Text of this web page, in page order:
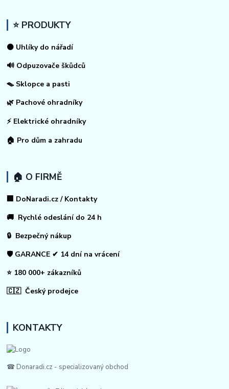
⭐ PRODUKTY
⚫ Uhlíky do nářadí
🔊 Odpuzovače škůdců
🪤 Sklopce a pasti
🌿 Pachové ohradníky
⚡ Elektrické ohradníky
🏠 Pro dům a zahradu
🏠 O FIRMĚ
🏢 DoNaradi.cz / Kontakty
🚚 Rychlé odeslání do 24 h
🔒 Bezpečný nákup
🛡️ GARANCE ✔ 14 dní na vrácení
⭐ 180 000+ zákazníků
🇨🇿 Český prodejce
KONTAKTY
☎ Donaradi.cz - specializovaný obchod